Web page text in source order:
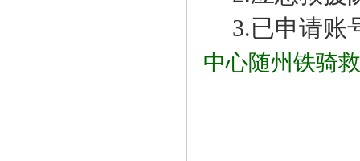
3.已申请账
中心随州铁骑